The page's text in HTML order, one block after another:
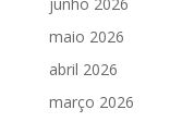
maio 2026
abril 2026
março 2026